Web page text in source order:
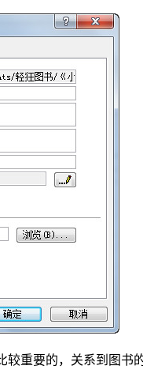
重要的，关系到图